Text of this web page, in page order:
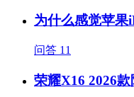
为什么感觉苹果
问答 11
荣耀X16 2026